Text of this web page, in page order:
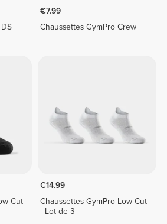
€7.99
Chaussettes GymPro Crew
Cut
€14.99
Chaussettes GymPro Low-Cut
- Lot de 3